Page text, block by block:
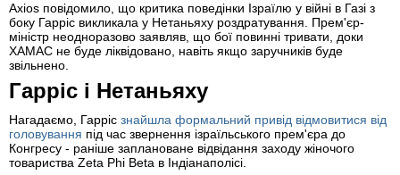
Axios повідомило, що критика поведінки Ізраїлю у війні в Газі з
боку Гарріс викликала у Нетаньяху роздратування. Прем'єр-
міністр неодноразово заявляв, що бої повинні тривати, доки
ХАМАС не буде ліквідовано, навіть якщо заручників буде
звільнено.
Гарріс і Нетаньяху
Нагадаємо, Гарріс знайшла формальний привід відмовитися від
головування під час звернення ізраїльського прем'єра до
Конгресу - раніше заплановане відвідання заходу жіночого
товариства Zeta Phi Beta в Індіанаполісі.